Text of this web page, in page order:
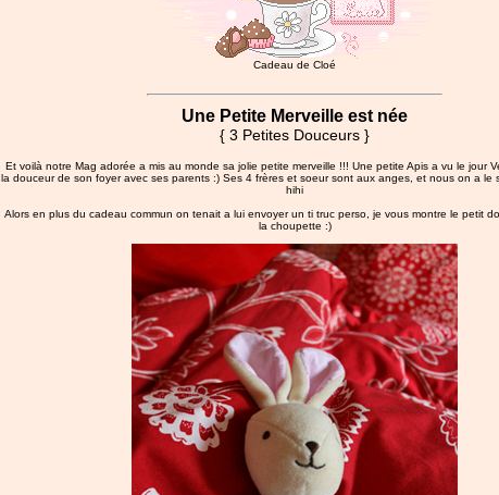
Cadeau de Cloé
Une Petite Merveille est née
{ 3 Petites Douceurs }
Et voilà notre Mag adorée a mis au monde sa jolie petite merveille !!! Une petite Apis a vu le jour
la douceur de son foyer avec ses parents :) Ses 4 frères et soeur sont aux anges, et nous on a le
hihi
Alors en plus du cadeau commun on tenait a lui envoyer un ti truc perso, je vous montre le petit
la choupette :)